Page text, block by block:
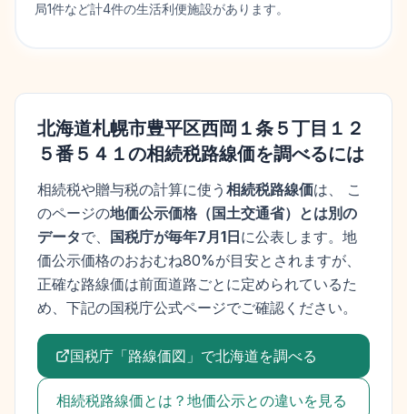
局1件など計4件の生活利便施設があります。
北海道札幌市豊平区西岡１条５丁目１２
５番５４１の相続税路線価を調べるには
相続税や贈与税の計算に使う 相続税路線価は、 こ
のページの地価公示価格 （ 国土交通省）とは別の
データで、 国税庁が毎年7月1日に公表します。 地
価公示価格のおおむね80%が目安とされますが、
正確な路線価は前面道路ごとに定められているた
め、下記の国税庁公式ページでご確認ください。
国税庁「路線価図」で北海道を調べる
相続税路線価とは？地価公示との違いを見る